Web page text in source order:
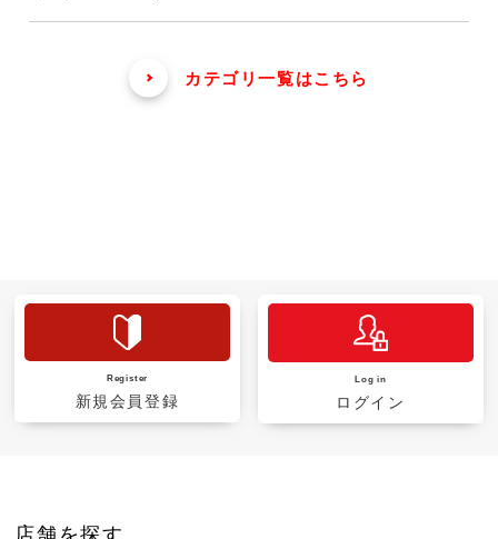
カテゴリ一覧はこちら
Register
新規会員登録
Log in
ログイン